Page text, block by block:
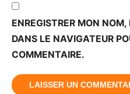
ENREGISTRER MON
DANS LE NAVIGATEUR
COMMENTAIRE.